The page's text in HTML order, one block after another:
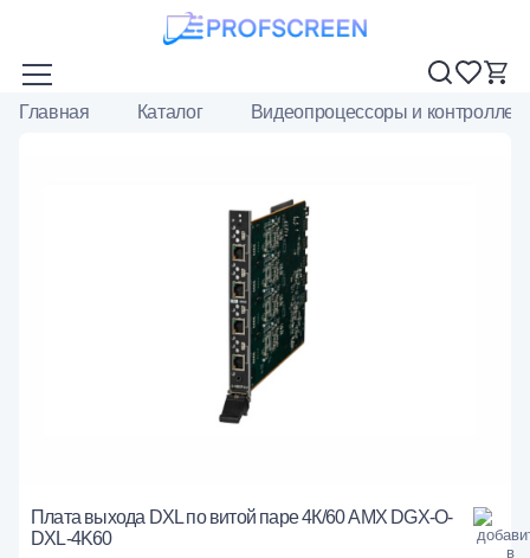
Главная Каталог Видеопроцессоры и
Плата выхода DXL по витой паре 4К/60 AMX DGX-O-
DXL-4K60